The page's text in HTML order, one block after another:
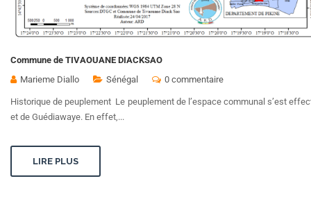
Commune de TIVAOUANE DIACKSAO
Marieme Diallo
Sénégal 0 commentaire
Historique de peuplement Le peuplement de l’espace communal s’est
et de Guédiawaye. En effet,...
LIRE PLUS